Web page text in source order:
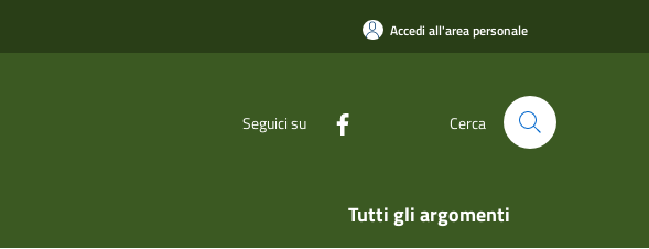
Accedi all'area personale
Seguici su Cerca
Tutti gli argomenti